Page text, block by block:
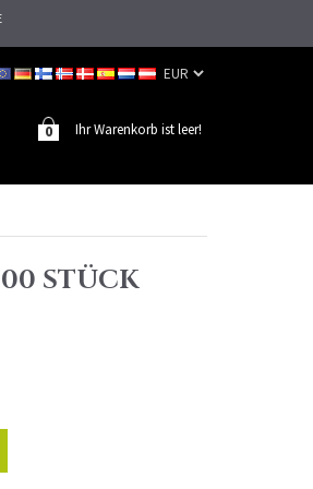
Ihr Warenkorb ist leer!
0
STÜCK